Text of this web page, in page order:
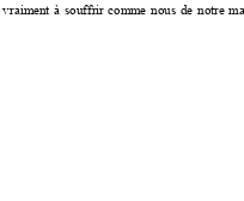
vraiment à souffrir comme nous de notre